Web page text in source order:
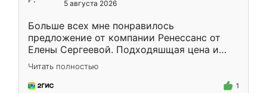
5 августа 2026
Больше всех мне понравилось
предложение от компании Ренессанс от
Елены Сергеевой. Подходяшщая цена и
короткие сроки изготовления. Приехавший
для замера сотрудник Владислав
предложил по моему эскизу самый
Читать полностью
1